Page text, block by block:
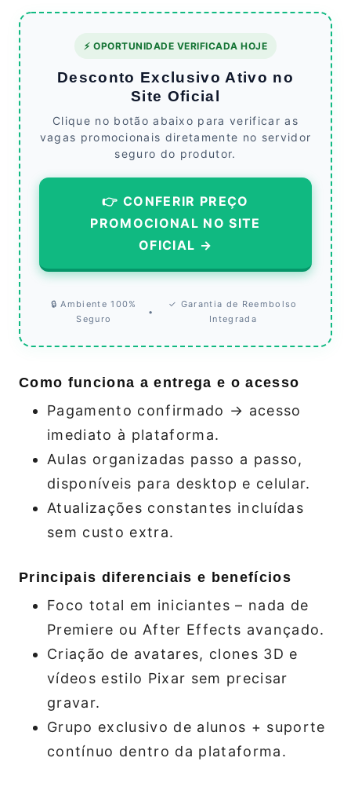
⚡ OPORTUNIDADE VERIFICADA HOJE
Desconto Exclusivo Ativo no
Site Oficial
Clique no botão abaixo para verificar as
vagas promocionais diretamente no servidor
seguro do produtor.
👉 CONFERIR PREÇO
PROMOCIONAL NO SITE
OFICIAL →
🔒 Ambiente 100%
Seguro
•
✓ Garantia de Reembolso
Integrada
Como funciona a entrega e o acesso
Pagamento confirmado → acesso
imediato à plataforma.
Aulas organizadas passo a passo,
disponíveis para desktop e celular.
Atualizações constantes incluídas
sem custo extra.
Principais diferenciais e benefícios
Foco total em iniciantes – nada de
Premiere ou After Effects avançado.
Criação de avatares, clones 3D e
vídeos estilo Pixar sem precisar
gravar.
Grupo exclusivo de alunos + suporte
contínuo dentro da plataforma.